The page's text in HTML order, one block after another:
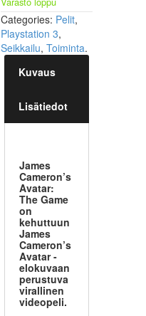
Categories: Pelit,
Playstation 3,
Seikkailu, Toiminta.
Kuvaus
Lisätiedot
James
Cameron’s
Avatar:
The Game
on
kehuttuun
James
Cameron’s
Avatar -
elokuvaan
perustuva
virallinen
videopeli.